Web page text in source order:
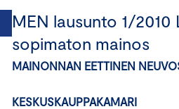
MEN lausunto 1/2010
sopimaton mainos
MAINONNAN EETTINEN
KESKUSKAUPPAKAMARI